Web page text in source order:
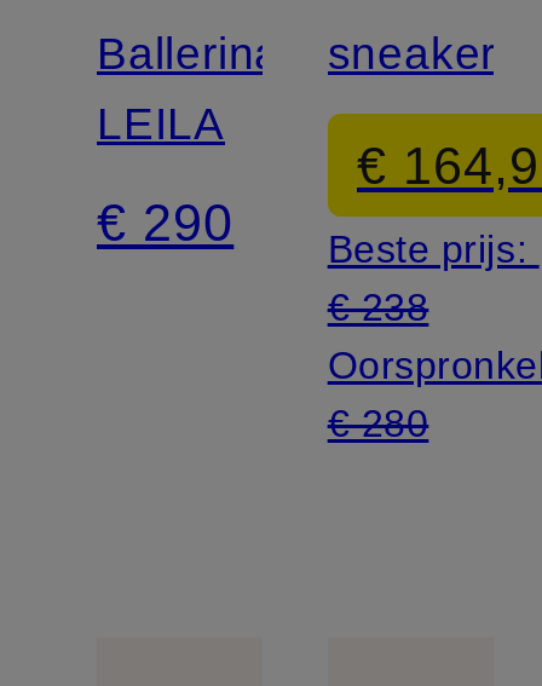
SCHMENGER
Ballerina's
LEILA
€ 290
sneaker
€
Beste prijs:
€ 238
€ 280